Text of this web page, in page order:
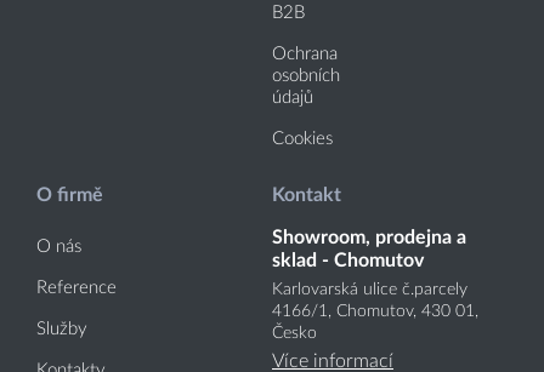
B2B
Ochrana
osobních
údajů
Cookies
O firmě
O nás
Reference
Služby
Kontakt
Showroom, prodejna a
sklad - Chomutov
Karlovarská ulice č.parcely
4166/1, Chomutov, 430 01,
Česko
Více informací